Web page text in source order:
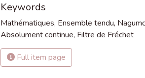
Keywords
Mathématiques, Ensemble tendu,
Absolument continue, Filtre de Fréchet
Full item page